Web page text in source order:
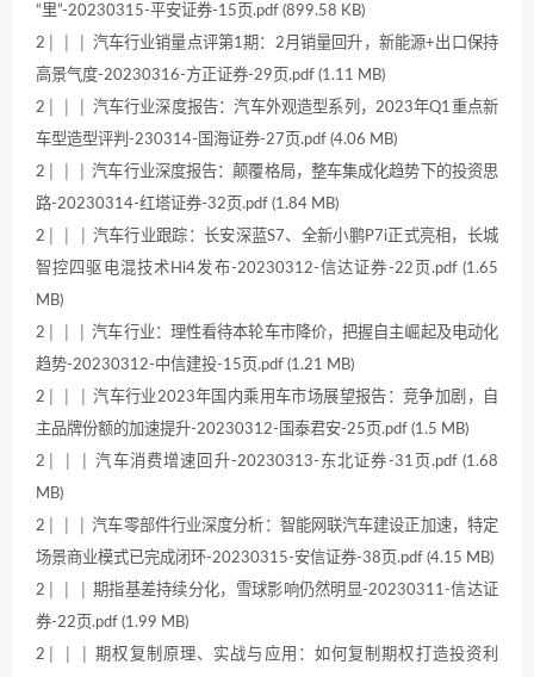
“里”-20230315-平安证券-15页.pdf (899.58 KB)
2│ │ │ 汽车行业销量点评第1期：2月销量回升，新能源+出口保持
高景气度-20230316-方正证券-29页.pdf (1.11 MB)
2│ │ │ 汽车行业深度报告：汽车外观造型系列，2023年Q1重点新
车型造型评判-230314-国海证券-27页.pdf (4.06 MB)
2│ │ │ 汽车行业深度报告：颠覆格局，整车集成化趋势下的投资思
路-20230314-红塔证券-32页.pdf (1.84 MB)
2│ │ │ 汽车行业跟踪：长安深蓝S7、全新小鹏P7i正式亮相，长城
智控四驱电混技术Hi4发布-20230312-信达证券-22页.pdf (1.65
MB)
2│ │ │ 汽车行业：理性看待本轮车市降价，把握自主崛起及电动化
趋势-20230312-中信建投-15页.pdf (1.21 MB)
2│ │ │ 汽车行业2023年国内乘用车市场展望报告：竞争加剧，自
主品牌份额的加速提升-20230312-国泰君安-25页.pdf (1.5 MB)
2│ │ │ 汽车消费增速回升-20230313-东北证券-31页.pdf (1.68
MB)
2│ │ │ 汽车零部件行业深度分析：智能网联汽车建设正加速，特定
场景商业模式已完成闭环-20230315-安信证券-38页.pdf (4.15 MB)
2│ │ │ 期指基差持续分化，雪球影响仍然明显-20230311-信达证
券-22页.pdf (1.99 MB)
2│ │ │ 期权复制原理、实战与应用：如何复制期权打造投资利